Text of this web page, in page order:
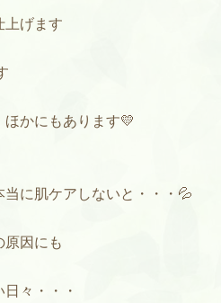
上げます
かにもあります💛
に肌ケアしないと・・・💦
因にも
々・・・